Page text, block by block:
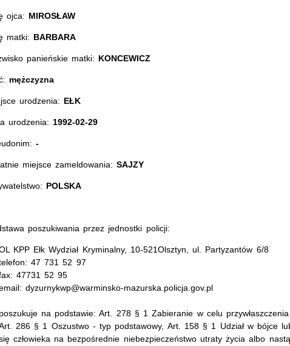
ojca: MIROSŁAW
matki: BARBARA
panieńskie matki: KONCEWICZ
mężczyzna
urodzenia: EŁK
urodzenia: 1992-02-29
-
miejsce zameldowania:SAJZY
POLSKA
poszukiwania przez jednostki policji:
KPP Ełk Wydział Kryminalny, 10-521Olsztyn, ul. Partyzantów 6/8
47 731 52 97
47731 52 95
dyzurnykwp@warminsko-mazurska.policja.gov.pl
poszukuje na podstawie: Art. 278 § 1 Zabieranie w celu
286 § 1 Oszustwo - typ podstawowy, Art. 158 § 1 Udział w bójce
człowieka na bezpośrednie niebezpieczeństwo utraty życia albo